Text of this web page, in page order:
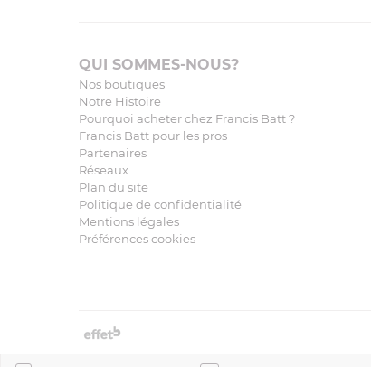
QUI SOMMES-NOUS?
Nos boutiques
Notre Histoire
Pourquoi acheter chez Francis Batt ?
Francis Batt pour les pros
Partenaires
Réseaux
Plan du site
Politique de confidentialité
Mentions légales
Préférences cookies